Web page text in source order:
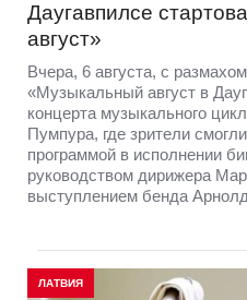
Даугавпилсе
август»
Вчера, 6 августа, с
«Музыкальный август в
концерта музыкального
Пумпура, где зрители
программой в исполнении
руководством дирижера
выступлением бенда
ЛАТВИЯ